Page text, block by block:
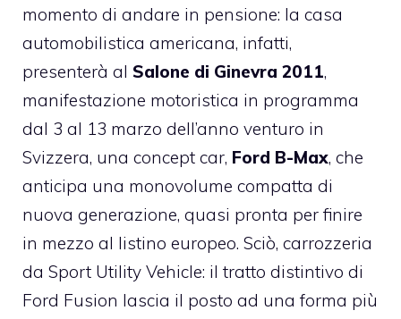
momento di andare in pensione: la casa
automobilistica americana, infatti,
presenterà al Salone di Ginevra 2011,
manifestazione motoristica in programma
dal 3 al 13 marzo dell’anno venturo in
Svizzera, una concept car, Ford B-Max, che
anticipa una monovolume compatta di
nuova generazione, quasi pronta per finire
in mezzo al listino europeo. Sciò, carrozzeria
da Sport Utility Vehicle: il tratto distintivo di
Ford Fusion lascia il posto ad una forma più